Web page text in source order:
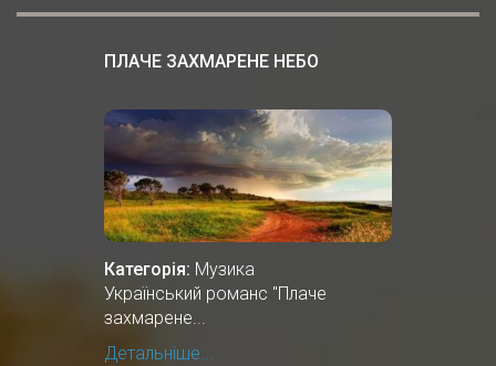
ПЛАЧЕ ЗАХМАРЕНЕ НЕБО
Категорія: Музика
Український романс "Плаче
захмарене...
Детальніше...